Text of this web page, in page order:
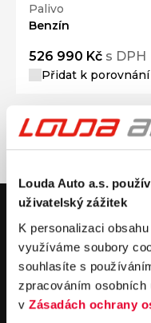
Louda Auto a.s.
uživatelský zážitek
K personalizaci
využíváme soubory
souhlasíte s
zpracováním osobních
v Zásadách ochrany
Palivo
Benzín
526 990 Kč s DPH
Přidat k porovnání
V případě dotazů
+420 325 400 400
nebo nám napište
Koupit vůz